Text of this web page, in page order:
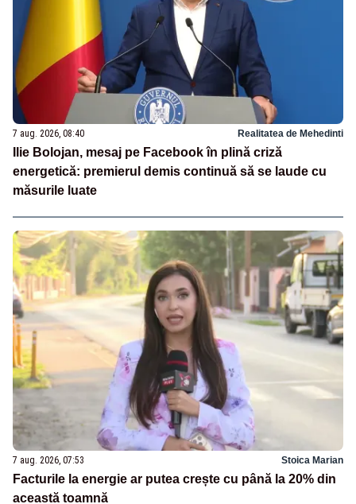
7 aug. 2026, 08:40 Realitatea de Mehedinti
Ilie Bolojan, mesaj pe Facebook în plină criză
energetică: premierul demis continuă să se laude cu
măsurile luate
7 aug. 2026, 07:53 Stoica Marian
Facturile la energie ar putea crește cu până la 20% din
această toamnă